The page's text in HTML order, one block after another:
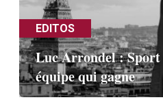
EDITOS
Luc Arrondel : Sport
équipe qui gagne